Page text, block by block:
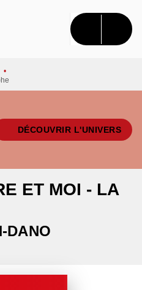
CONTENU
•
DÉCOUVRIR L'UNIVERS
ET MOI - LA
DANO